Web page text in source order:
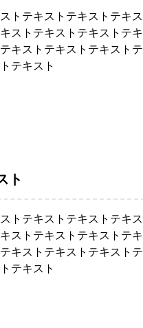
トテキストテキストテキス
ストテキストテキストテキ
キストテキストテキストテ
テキスト
ト
トテキストテキストテキス
ストテキストテキストテキ
キストテキストテキストテ
テキスト